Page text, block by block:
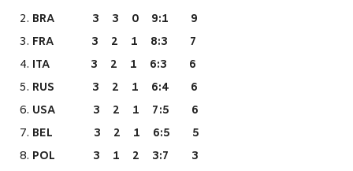
BRA 3 3 0 9:1 9
FRA 3 2 1 8:3 7
ITA 3 2 1 6:3 6
RUS 3 2 1 6:4 6
USA 3 2 1 7:5 6
BEL 3 2 1 6:5 5
POL 3 1 2 3:7 3